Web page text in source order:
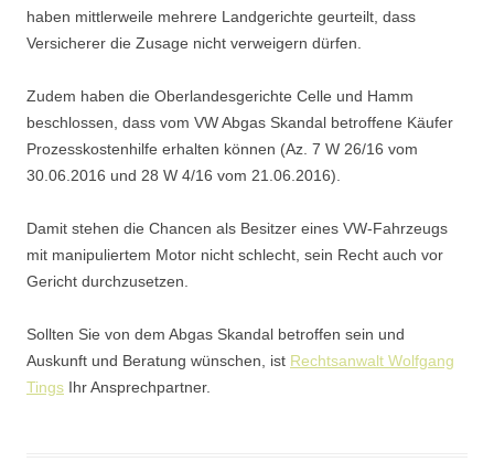
haben mittlerweile mehrere Landgerichte geurteilt, dass
Versicherer die Zusage nicht verweigern dürfen.
Zudem haben die Oberlandesgerichte Celle und Hamm
beschlossen, dass vom VW Abgas Skandal betroffene Käufer
Prozesskostenhilfe erhalten können (Az. 7 W 26/16 vom
30.06.2016 und 28 W 4/16 vom 21.06.2016).
Damit stehen die Chancen als Besitzer eines VW-Fahrzeugs
mit manipuliertem Motor nicht schlecht, sein Recht auch vor
Gericht durchzusetzen.
Sollten Sie von dem Abgas Skandal betroffen sein und
Auskunft und Beratung wünschen, ist Rechtsanwalt Wolfgang
Tings Ihr Ansprechpartner.